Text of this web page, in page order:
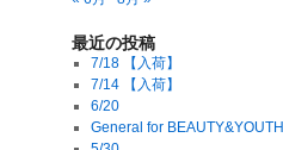
最近の投稿
7/18 【入荷】
7/14 【入荷】
6/20
General for BEAUTY&YOUTH